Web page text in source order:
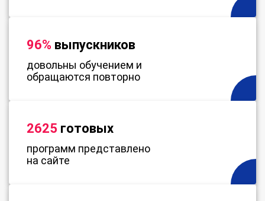
96% выпускников
довольны обучением и
обращаются повторно
2625 готовых
программ представлено
на сайте